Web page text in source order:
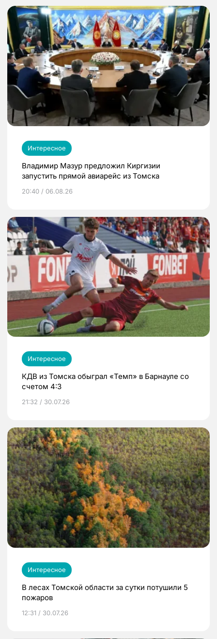
Интересное
Владимир Мазур предложил Киргизии
запустить прямой авиарейс из Томска
20:40 / 06.08.26
Интересное
КДВ из Томска обыграл «Темп» в Барнауле со
счетом 4:3
21:32 / 30.07.26
Интересное
В лесах Томской области за сутки потушили 5
пожаров
12:31 / 30.07.26